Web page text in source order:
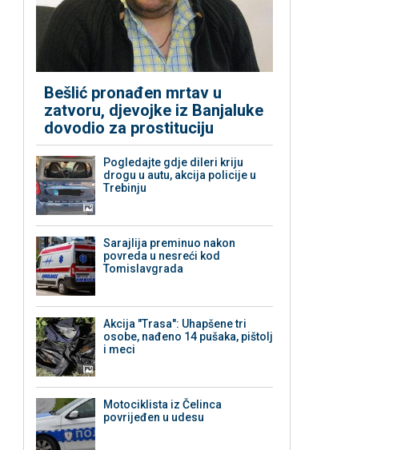
Bešlić pronađen mrtav u
zatvoru, djevojke iz Banjaluke
dovodio za prostituciju
Pogledajte gdje dileri kriju
drogu u autu, akcija policije u
Trebinju
Sarajlija preminuo nakon
povreda u nesreći kod
Tomislavgrada
Akcija "Trasa": Uhapšene tri
osobe, nađeno 14 pušaka, pištolj
i meci
Motociklista iz Čelinca
povrijeđen u udesu